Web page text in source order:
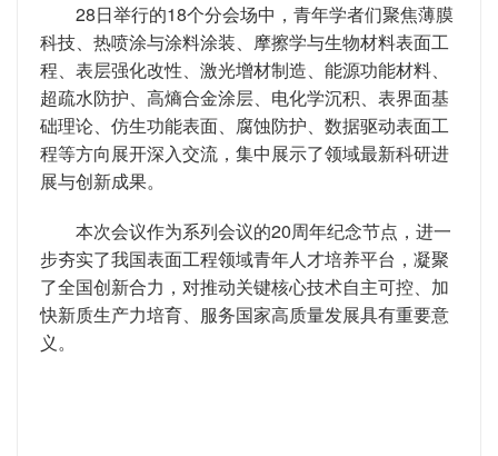
28日举行的18个分会场中，青年学者们聚焦薄膜
科技、热喷涂与涂料涂装、摩擦学与生物材料表面工
程、表层强化改性、激光增材制造、能源功能材料、
超疏水防护、高熵合金涂层、电化学沉积、表界面基
础理论、仿生功能表面、腐蚀防护、数据驱动表面工
程等方向展开深入交流，集中展示了领域最新科研进
展与创新成果。
本次会议作为系列会议的20周年纪念节点，进一
步夯实了我国表面工程领域青年人才培养平台，凝聚
了全国创新合力，对推动关键核心技术自主可控、加
快新质生产力培育、服务国家高质量发展具有重要意
义。